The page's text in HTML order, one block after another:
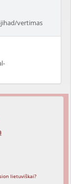
vertimas